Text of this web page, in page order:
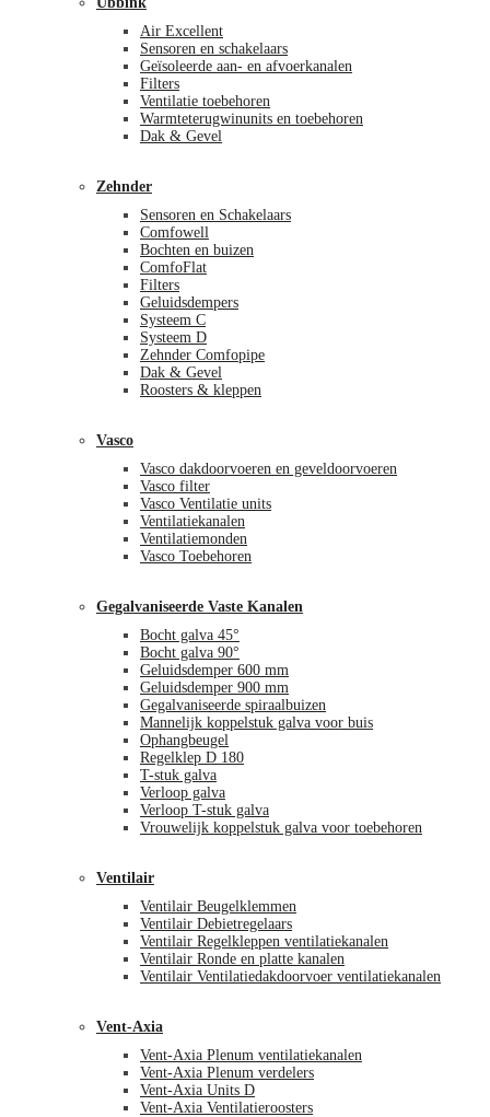
Air Excellent
Sensoren en schakelaars
Geïsoleerde aan- en afvoerkanalen
Filters
Ventilatie toebehoren
Warmteterugwinunits en toebehoren
Dak & Gevel
Zehnder
Sensoren en Schakelaars
Comfowell
Bochten en buizen
ComfoFlat
Filters
Geluidsdempers
Systeem C
Systeem D
Zehnder Comfopipe
Dak & Gevel
Roosters & kleppen
Vasco
Vasco dakdoorvoeren en geveldoorvoeren
Vasco filter
Vasco Ventilatie units
Ventilatiekanalen
Ventilatiemonden
Vasco Toebehoren
Gegalvaniseerde Vaste Kanalen
Bocht galva 45°
Bocht galva 90°
Geluidsdemper 600 mm
Geluidsdemper 900 mm
Gegalvaniseerde spiraalbuizen
Mannelijk koppelstuk galva voor buis
Ophangbeugel
Regelklep D 180
T-stuk galva
Verloop galva
Verloop T-stuk galva
Vrouwelijk koppelstuk galva voor toebehoren
Ventilair
Ventilair Beugelklemmen
Ventilair Debietregelaars
Ventilair Regelkleppen ventilatiekanalen
Ventilair Ronde en platte kanalen
Ventilair Ventilatiedakdoorvoer ventilatiekanalen
Vent-Axia
Vent-Axia Plenum ventilatiekanalen
Vent-Axia Plenum verdelers
Vent-Axia Units D
Vent-Axia Ventilatieroosters